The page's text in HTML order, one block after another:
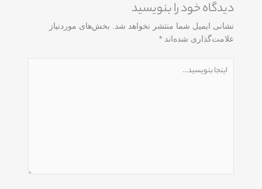
دیدگاه‌ خود را بنویسید
نشانی ایمیل شما منتشر نخواهد شد.
بخش‌های موردنیاز
علامت‌گذاری شده‌اند*
بنویسید…